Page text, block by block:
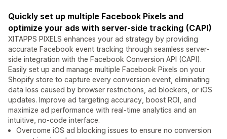
Quickly set up multiple Facebook Pixels and
optimize your ads with server-side tracking (CAPI)
XITAPPS PIXELS enhances your ad strategy by providing
accurate Facebook event tracking through seamless server-
side integration with the Facebook Conversion API (CAPI).
Easily set up and manage multiple Facebook Pixels on your
Shopify store to capture every conversion event, eliminating
data loss caused by browser restrictions, ad blockers, or iOS
updates. Improve ad targeting accuracy, boost ROI, and
maximize ad performance with real-time analytics and an
intuitive, no-code interface.
Overcome iOS ad blocking issues to ensure no conversion